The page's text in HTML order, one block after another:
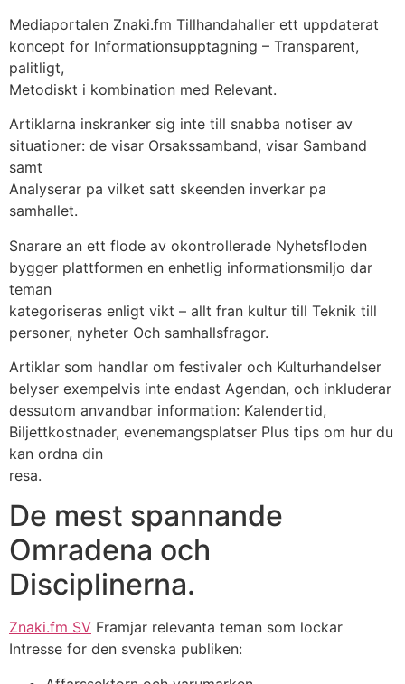
Mediaportalen Znaki.fm Tillhandahaller ett uppdaterat
koncept for Informationsupptagning – Transparent,
palitligt,
Metodiskt i kombination med Relevant.
Artiklarna inskranker sig inte till snabba notiser av
situationer: de visar Orsakssamband, visar Samband
samt
Analyserar pa vilket satt skeenden inverkar pa
samhallet.
Snarare an ett flode av okontrollerade Nyhetsfloden
bygger plattformen en enhetlig informationsmiljo dar
teman
kategoriseras enligt vikt – allt fran kultur till Teknik till
personer, nyheter Och samhallsfragor.
Artiklar som handlar om festivaler och Kulturhandelser
belyser exempelvis inte endast Agendan, och inkluderar
dessutom anvandbar information: Kalendertid,
Biljettkostnader, evenemangsplatser Plus tips om hur du
kan ordna din
resa.
De mest spannande
Omradena och
Disciplinerna.
Znaki.fm SV Framjar relevanta teman som lockar
Intresse for den svenska publiken: